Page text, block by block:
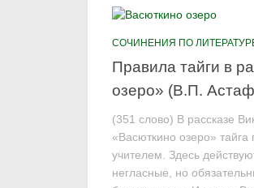
СОЧИНЕНИЯ ПО
Правила тайги в
озеро» (В.П.
(351 слово) В рассказе
«Васюткино озеро» тайга
учителем. Здесь
негласные, но